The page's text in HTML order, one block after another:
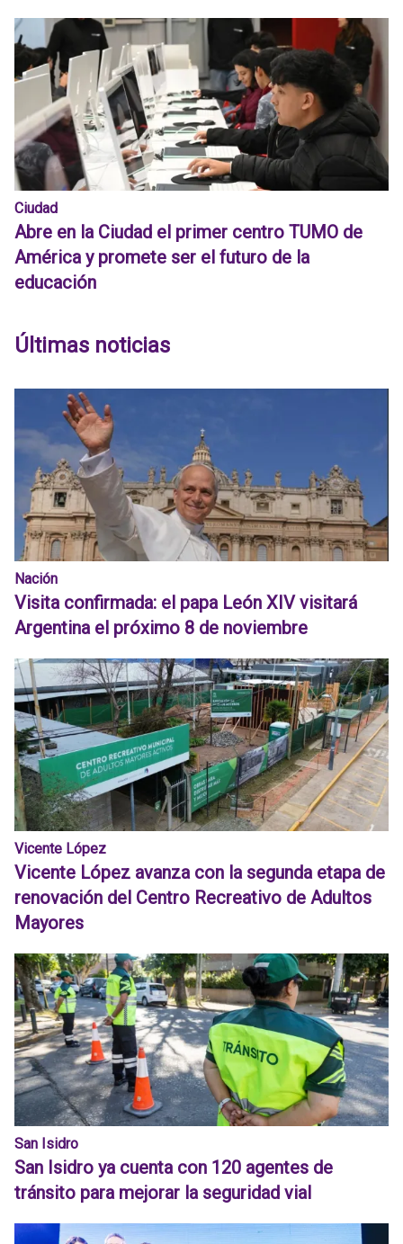
Ciudad
Abre en la Ciudad el primer centro TUMO de
América y promete ser el futuro de la
educación
Últimas noticias
Nación
Visita confirmada: el papa León XIV visitará
Argentina el próximo 8 de noviembre
Vicente López
Vicente López avanza con la segunda etapa de
renovación del Centro Recreativo de Adultos
Mayores
San Isidro
San Isidro ya cuenta con 120 agentes de
tránsito para mejorar la seguridad vial